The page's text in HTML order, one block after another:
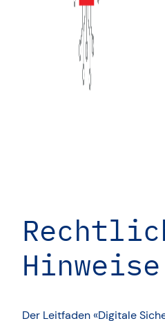
Hinweise
Der Leitfaden «Digitale